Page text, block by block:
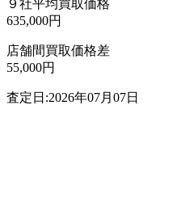
９社平均買取価格
635,000円
店舗間買取価格差
55,000円
査定日:2026年07月07日